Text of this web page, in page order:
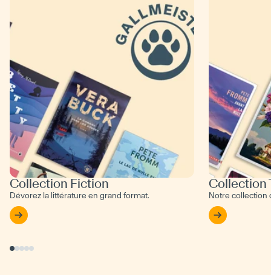
Collection Fiction
Dévorez la littérature en grand format.
Collection
Notre collection